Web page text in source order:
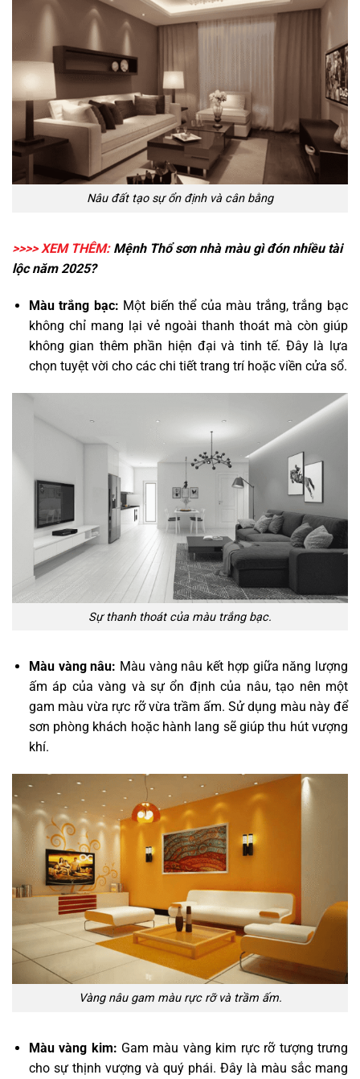
Nâu đất tạo sự ổn định và cân bằng
>>>> XEM THÊM: Mệnh Thổ sơn nhà màu gìđón nhiều tài
lộc năm 2025?
Màu trắng bạc: Một biến thể của màu trắng, trắng bạc
không chỉ mang lại vẻ ngoài thanh thoát mà còn giúp
không gian thêm phần hiện đại và tinh tế. Đây là lựa
chọn tuyệt vời cho các chi tiết trang trí hoặc viền cửa sổ.
Sự thanh thoát của màu trắng bạc.
Màu vàng nâu: Màu vàng nâu kết hợp giữa năng lượng
ấm áp của vàng và sự ổn định của nâu, tạo nên một
gam màu vừa rực rỡ vừa trầm ấm. Sử dụng màu này để
sơn phòng khách hoặc hành lang sẽ giúp thu hút vượng
khí.
Vàng nâu gam màu rực rỡ và trầm ấm.
Màu vàng kim: Gam màu vàng kim rực rỡ tượng trưng
cho sự thịnh vượng và quý phái. Đây là màu sắc mang